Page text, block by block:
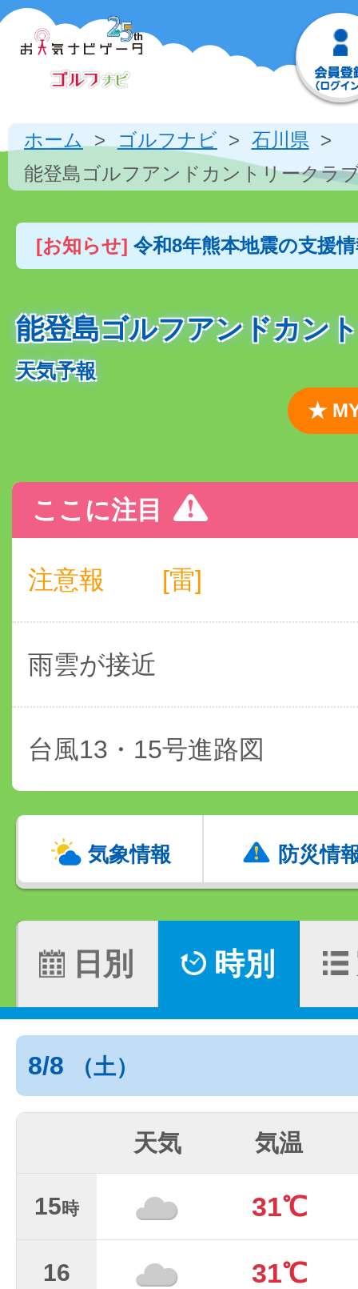
ホーム ゴルフナビ
石川県
能登島ゴルフアンドカントリークラ
[お知らせ] 令和8年熊本地震の支援
能登島ゴルフアンドカン
天気予報
★
ここに注目
注意報 [雷]
雨雲が接近
台風13・15号進路図
気象情報 防災情
日別 時別
8/8 （土）
天気 気温
15時 31℃
16 31℃